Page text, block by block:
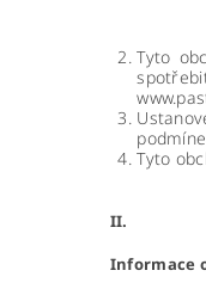
Tyto
Tyto
II.
Informace